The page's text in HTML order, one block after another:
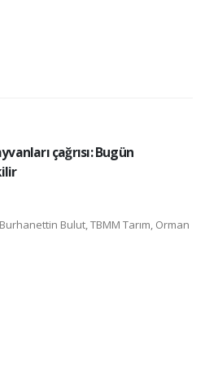
çağrısı: Bugün
Bulut, TBMM Tarım, Orman